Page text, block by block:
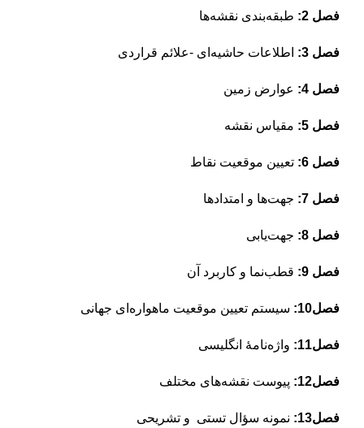
فصل 2: طبقه‌بندی نقشه‌ها
فصل 3: اطلاعات حاشیه‌ای -علائم قراردی
فصل 4: عوارض زمین
فصل 5: مقیاس نقشه
فصل 6: تعیین موقعیت نقاط
فصل 7: جهت‌ها و امتدادها
فصل 8: جهت‌یابی
فصل 9: قطب‌نما و کاربرد آن
فصل10: سیستم تعیین موقعیت ماهواره‌ای جهانی
فصل11: واژه‌نامۀ انگلیسی
فصل12: پیوست نقشه‌های مختلف
فصل13: نمونه سؤال تستی و تشریحی